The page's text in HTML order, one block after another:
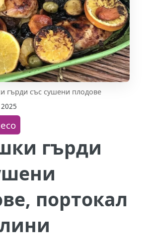
гърди със сушени плодове
гърди
портокал